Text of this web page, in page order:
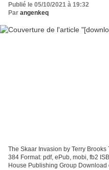
Publié le 05/10/2021 à 19:32
Par angenkeq
The Skaar Invasion by Terry
384 Format: pdf, ePub, mobi, fb2
House Publishing Group